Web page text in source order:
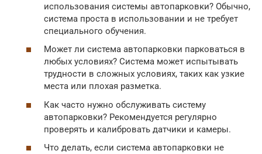
использования системы автопарковки? Обычно,
система проста в использовании и не требует
специального обучения.
Может ли система автопарковки парковаться в
любых условиях? Система может испытывать
трудности в сложных условиях, таких как узкие
места или плохая разметка.
Как часто нужно обслуживать систему
автопарковки? Рекомендуется регулярно
проверять и калибровать датчики и камеры.
Что делать, если система автопарковки не